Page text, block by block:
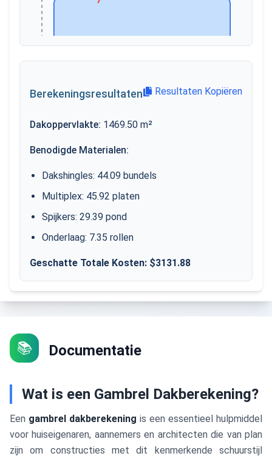
Berekeningsresultaten Resultaten Kopiëren
Dakoppervlakte: 1469.50 m²
Benodigde Materialen:
Dakshingles: 44.09 bundels
Multiplex: 45.92 platen
Spijkers: 29.39 pond
Onderlaag: 7.35 rollen
Geschatte Totale Kosten: $3131.88
📚 Documentatie
Wat is een Gambrel Dakberekening?
Een gambrel dakberekening is een essentieel hulpmiddel
voor huiseigenaren, aannemers en architecten die van plan
zijn om constructies met dit kenmerkende schuurstijl